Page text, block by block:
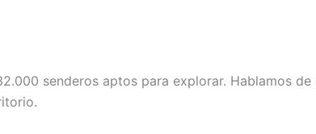
senderos aptos para explorar. Hablamos